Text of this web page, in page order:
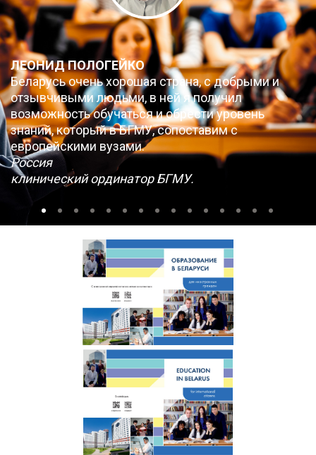
ЛЕОНИД ПОЛОГЕЙКО
Беларусь очень хорошая страна, с добрыми и
отзывчивыми людьми, в ней я получил
возможность обучаться и обрести уровень
знаний, который в БГМУ, сопоставим с
европейскими вузами.
Россия
клинический ординатор БГМУ.